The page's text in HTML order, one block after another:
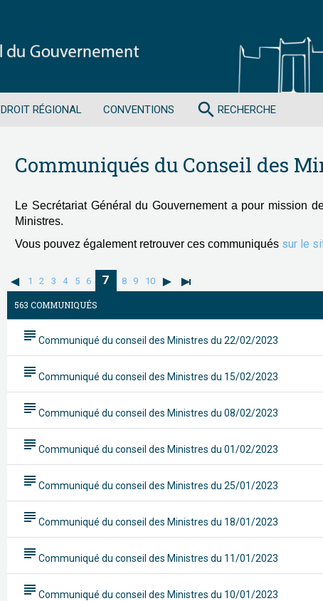
DROIT RÉGIONAL CONVENTIONS search RECHERCHE
Communiqués du Conseil des
Le Secrétariat Général du Gouvernement a pour mission
Ministres.
Vous pouvez également retrouver ces communiqués sur le
1 2 3 4 5 6 7 8 9 10
563 COMMUNIQUÉS
subject Communiqué du conseil des Ministres du 22/02/2023
subject Communiqué du conseil des Ministres du 15/02/2023
subject Communiqué du conseil des Ministres du 08/02/2023
subject Communiqué du conseil des Ministres du 01/02/2023
subject Communiqué du conseil des Ministres du 25/01/2023
subject Communiqué du conseil des Ministres du 18/01/2023
subject Communiqué du conseil des Ministres du 11/01/2023
subject Communiqué du conseil des Ministres du 10/01/2023